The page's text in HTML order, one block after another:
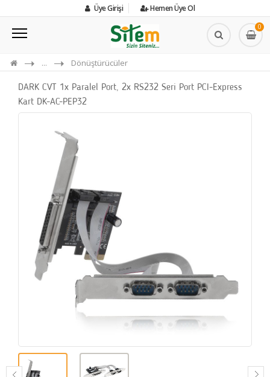
Üye Girişi Hemen Üye Ol
0
... Dönüştürücüler
DARK CVT 1x Paralel Port, 2x RS232 Seri Port PCI-Express
Kart DK-AC-PEP32